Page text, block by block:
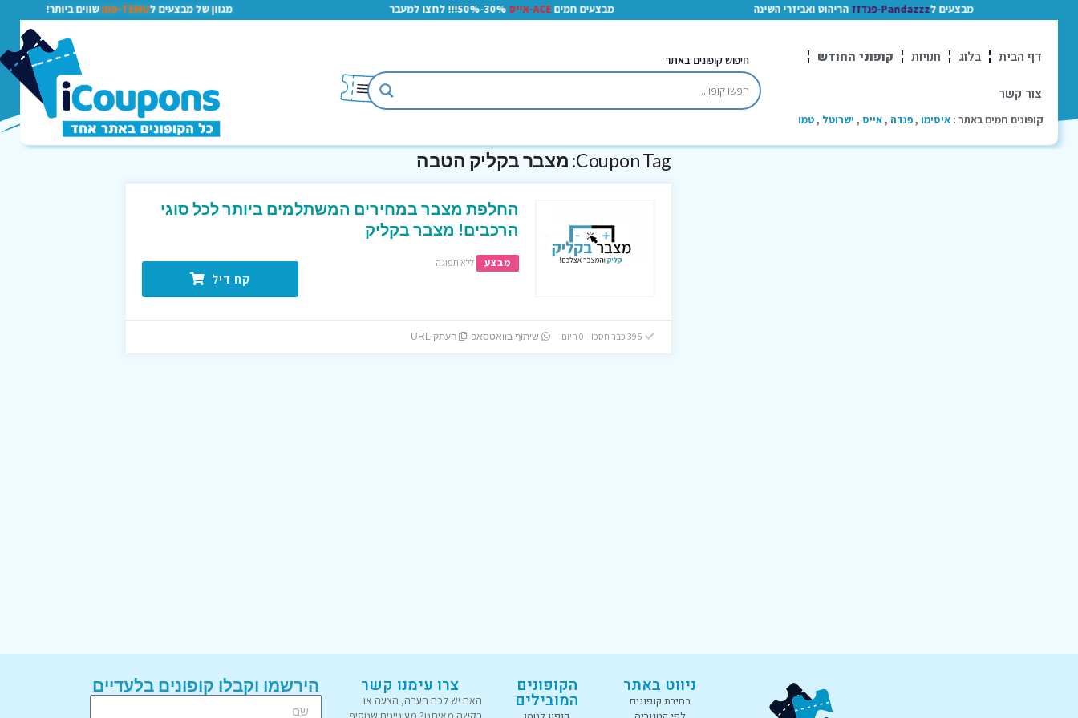
מבצעים לPandazzz-פנדזז הריהוט ואביזרי השינה מבצעים חמיםACE-אייס 30%-50%!!! לחצו למעבר מגוון של מבצעים לTEMU-טמו שווים ביותר!
דף הבית בלוג חנויות קופוני החודש
צור קשר
קופונים חמים באתר : איסימו ,פנדה ,אייס , ישרוטל ,טמו
חיפוש קופונים באתר
Coupon Tag: מצבר בקליק הטבה
החלפת מצבר במחירים המשתלמים ביותר לכל סוגי
הרכבים! מצבר בקליק
מבצע ללא תפוגה
קח דיל
שיתוף בוואטסאפ העתק URL
ניווט באתר
בחירת קופונים
הקופונים
המובילים
צרו עימנו קשר
האם יש לכם הערה, הצעה או
הירשמו וקבלו קופונים בלעדיים